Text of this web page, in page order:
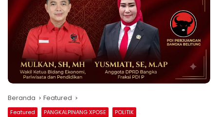
Beranda Featured
Featured PANGKALPINANG XPOSE POLITIK